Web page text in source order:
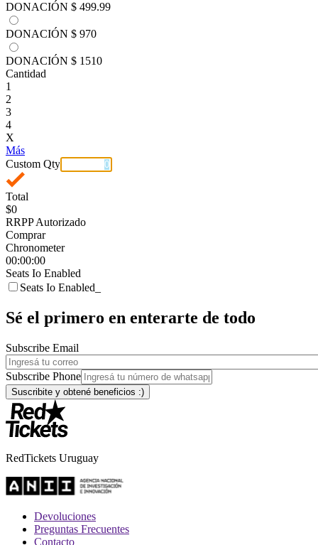
DONACIÓN $ 499.99
DONACIÓN $ 970
DONACIÓN $ 1510
Cantidad
1
2
3
4
X
Más
Custom Qty
Total
$0
RRPP Autorizado
Comprar
Chronometer
00:00:00
Seats Io Enabled
Seats Io Enabled_
Sé el primero en enterarte de todo
Subscribe Email
Subscribe Phone
RedTickets Uruguay
Devoluciones
Preguntas Frecuentes
Contacto